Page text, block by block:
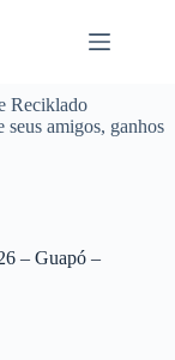
Reciklado
amigos, ganhos
– Guapó –